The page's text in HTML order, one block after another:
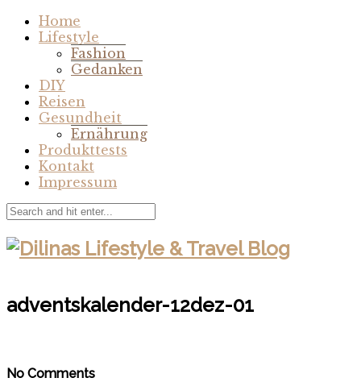
Home
Lifestyle
Fashion
Gedanken
DIY
Reisen
Gesundheit
Ernährung
Produkttests
Kontakt
Impressum
adventskalender-12dez-01
No Comments